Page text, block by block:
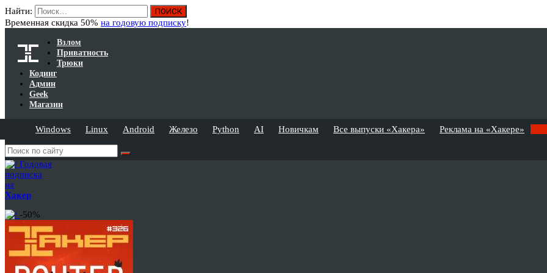
Найти:
Временная скидка 50% на годовую подписку!
Взлом
Приватность
Трюки
Кодинг
Админ
Geek
Магазин
Windows Linux Android Железо Python AI Новичкам Все выпуски «Хакера» Реклама на «Хакере»
Годовая
подписка
на
Хакер
-50%